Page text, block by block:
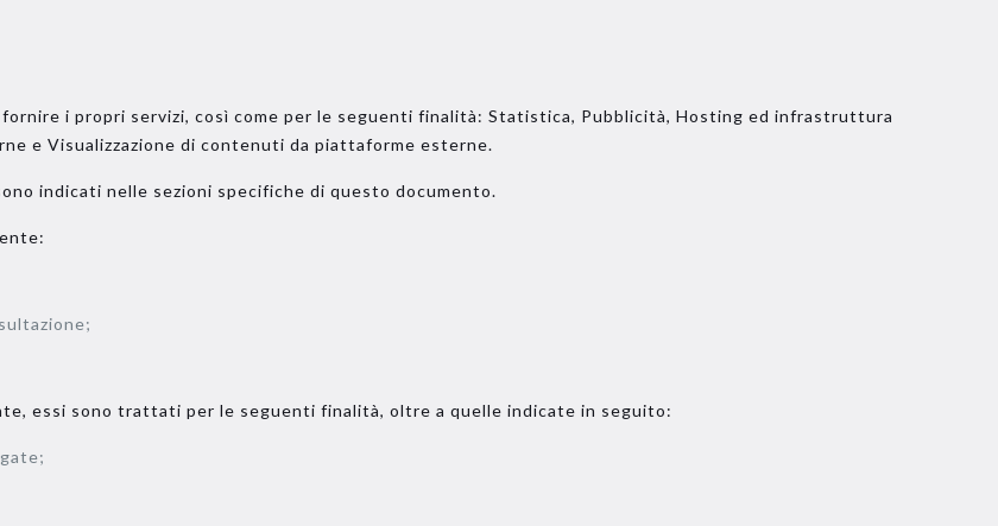
i propri servizi, così come per le seguenti finalità: Statistica, Pubblicità, Hosting ed infrastruttura
e Visualizzazione di contenuti da piattaforme esterne.
indicati nelle sezioni specifiche di questo documento.
essi sono trattati per le seguenti finalità, oltre a quelle indicate in seguito: